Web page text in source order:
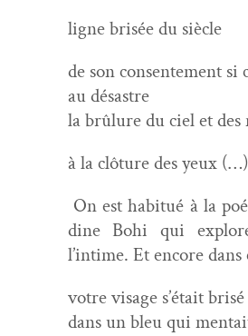
ligne brisée du siècle
de son con­sen­te­ment si
au désastre
la brûlure du ciel et des
à la clô­ture des yeux
On est habitué à la
dine Bohi qui
l’intime. Et encore
votre vis­age s’était brisé
dans un bleu qui